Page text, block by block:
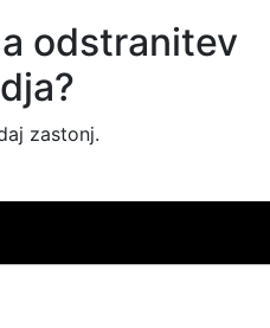
odstranitev
zastonj.